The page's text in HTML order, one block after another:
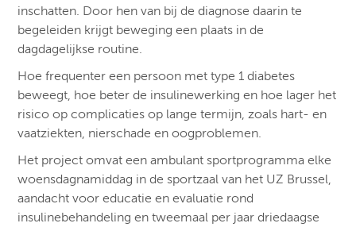
inschatten. Door hen van bij de diagnose daarin te
begeleiden krijgt beweging een plaats in de
dagdagelijkse routine.
Hoe frequenter een persoon met type 1 diabetes
beweegt, hoe beter de insulinewerking en hoe lager het
risico op complicaties op lange termijn, zoals hart- en
vaatziekten, nierschade en oogproblemen.
Het project omvat een ambulant sportprogramma elke
woensdagnamiddag in de sportzaal van het UZ Brussel,
aandacht voor educatie en evaluatie rond
insulinebehandeling en tweemaal per jaar driedaagse